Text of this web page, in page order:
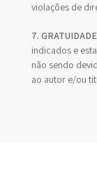
violações de
7. GRATUIDADE
indicados e
não sendo
ao autor e/ou